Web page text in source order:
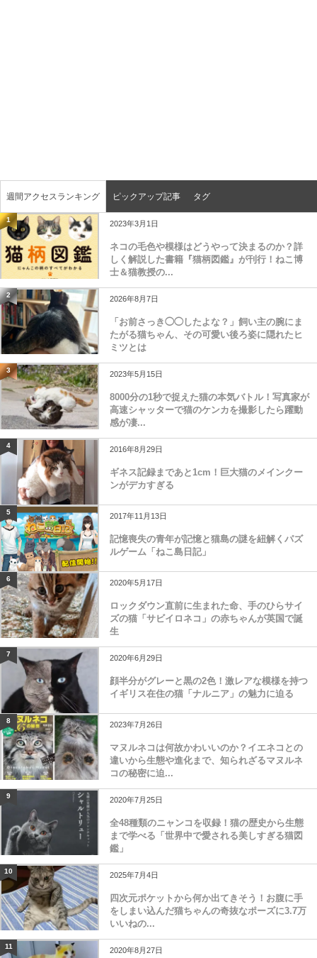
週間アクセスランキング ピックアップ記事 タグ
1 2023年3月1日
ネコの毛色や模様はどうやって決まるのか？詳
しく解説した書籍『猫柄図鑑』が刊行！ねこ博
士＆猫教授の...
2 2026年8月7日
「お前さっき◯◯したよな？」飼い主の腕にま
たがる猫ちゃん、その可愛い後ろ姿に隠れたヒ
ミツとは
3 2023年5月15日
8000分の1秒で捉えた猫の本気バトル！写真家が
高速シャッターで猫のケンカを撮影したら躍動
感が凄...
4 2016年8月29日
ギネス記録まであと1cm！巨大猫のメインクー
ンがデカすぎる
5 2017年11月13日
記憶喪失の青年が記憶と猫島の謎を紐解くパズ
ルゲーム「ねこ島日記」
6 2020年5月17日
ロックダウン直前に生まれた命、手のひらサイ
ズの猫「サビイロネコ」の赤ちゃんが英国で誕
生
7 2020年6月29日
顔半分がグレーと黒の2色！激レアな模様を持つ
イギリス在住の猫「ナルニア」の魅力に迫る
8 2023年7月26日
マヌルネコは何故かわいいのか？イエネコとの
違いから生態や進化まで、知られざるマヌルネ
コの秘密に迫...
9 2020年7月25日
全48種類のニャンコを収録！猫の歴史から生態
まで学べる「世界中で愛される美しすぎる猫図
鑑」
10 2025年7月4日
四次元ポケットから何か出てきそう！お腹に手
をしまい込んだ猫ちゃんの奇抜なポーズに3.7万
いいねの...
11 2020年8月27日